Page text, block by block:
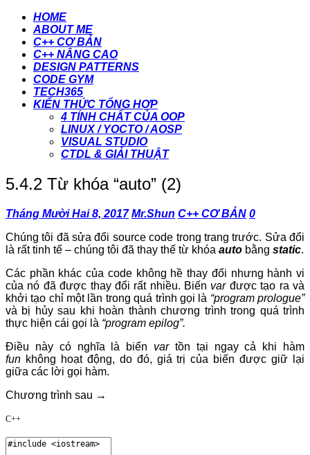
HOME
ABOUT ME
C++ CƠ BẢN
C++ NÂNG CAO
DESIGN PATTERNS
CODE GYM
TECH365
KIẾN THỨC TỔNG HỢP
4 TÍNH CHẤT CỦA OOP
LINUX / YOCTO / AOSP
VISUAL STUDIO
CTDL & GIẢI THUẬT
5.4.2 Từ khóa “auto” (2)
Tháng Mười Hai 8, 2017 Mr.Shun C++ CƠ BẢN 0
Chúng tôi đã sửa đổi source code trong trang trước. Sửa đổi
là rất tinh tế – chúng tôi đã thay thế từ khóa auto bằng static.
Các phần khác của code không hề thay đổi nhưng hành vi
của nó đã được thay đổi rất nhiều. Biến varđược tạo ra và
khởi tạo chỉ một lần trong quá trình gọi là “program prologue”
và bị hủy sau khi hoàn thành chương trình trong quá trình
thực hiện cái gọi là “program epilog”.
Điều này có nghĩa là biến vartồn tại ngay cả khi hàm
fun không hoạt động, do đó, giá trị của biến được giữ lại
giữa các lời gọi hàm.
Chương trình sau →
C++